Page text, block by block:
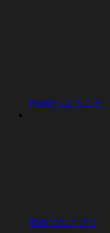
Replitへようこそ
初めてのアプリ